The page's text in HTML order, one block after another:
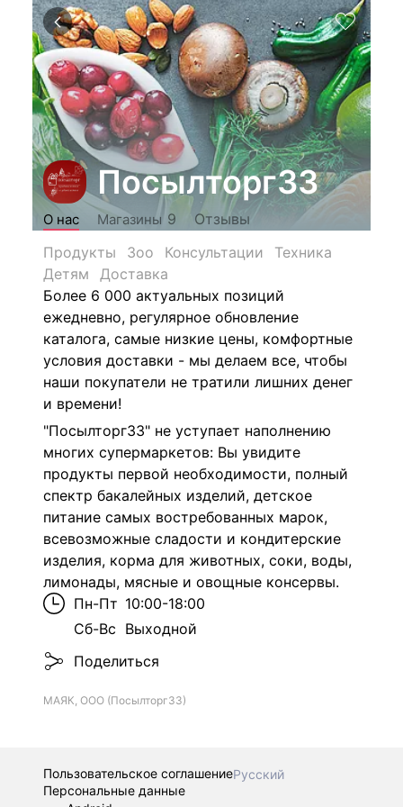
Посылторг33
О нас Магазины 9
Отзывы
Продукты
Зоо Консультации
Техника
Детям
Доставка
Более 6 000 актуальных позиций
ежедневно, регулярное обновление
каталога, самые низкие цены, комфортные
условия доставки - мы делаем все, чтобы
наши покупатели не тратили лишних денег
и времени!
"Посылторг33" не уступает наполнению
многих супермаркетов: Вы увидите
продукты первой необходимости, полный
спектр бакалейных изделий, детское
питание самых востребованных марок,
всевозможные сладости и кондитерские
изделия, корма для животных, соки, воды,
лимонады, мясные и овощные консервы.
Пн-Пт 10:00-18:00
Сб-Вс Выходной
Поделиться
МАЯК, ООО (Посылторг33)
Пользовательское соглашениеРусский
Персональные данные